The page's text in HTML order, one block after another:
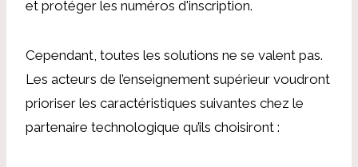
et protéger les numéros d'inscription.
Cependant, toutes les solutions ne se valent pas.
Les acteurs de l’enseignement supérieur voudront
prioriser les caractéristiques suivantes chez le
partenaire technologique qu’ils choisiront :